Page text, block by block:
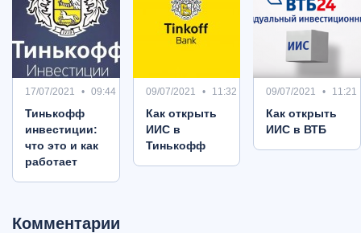
17/07/2021 09:44
Тинькофф
инвестиции:
что это и как
работает
09/07/2021 11:32
Как открыть
ИИС в
Тинькофф
09/07/2021 11:21
Как открыть
ИИС в ВТБ
Комментарии